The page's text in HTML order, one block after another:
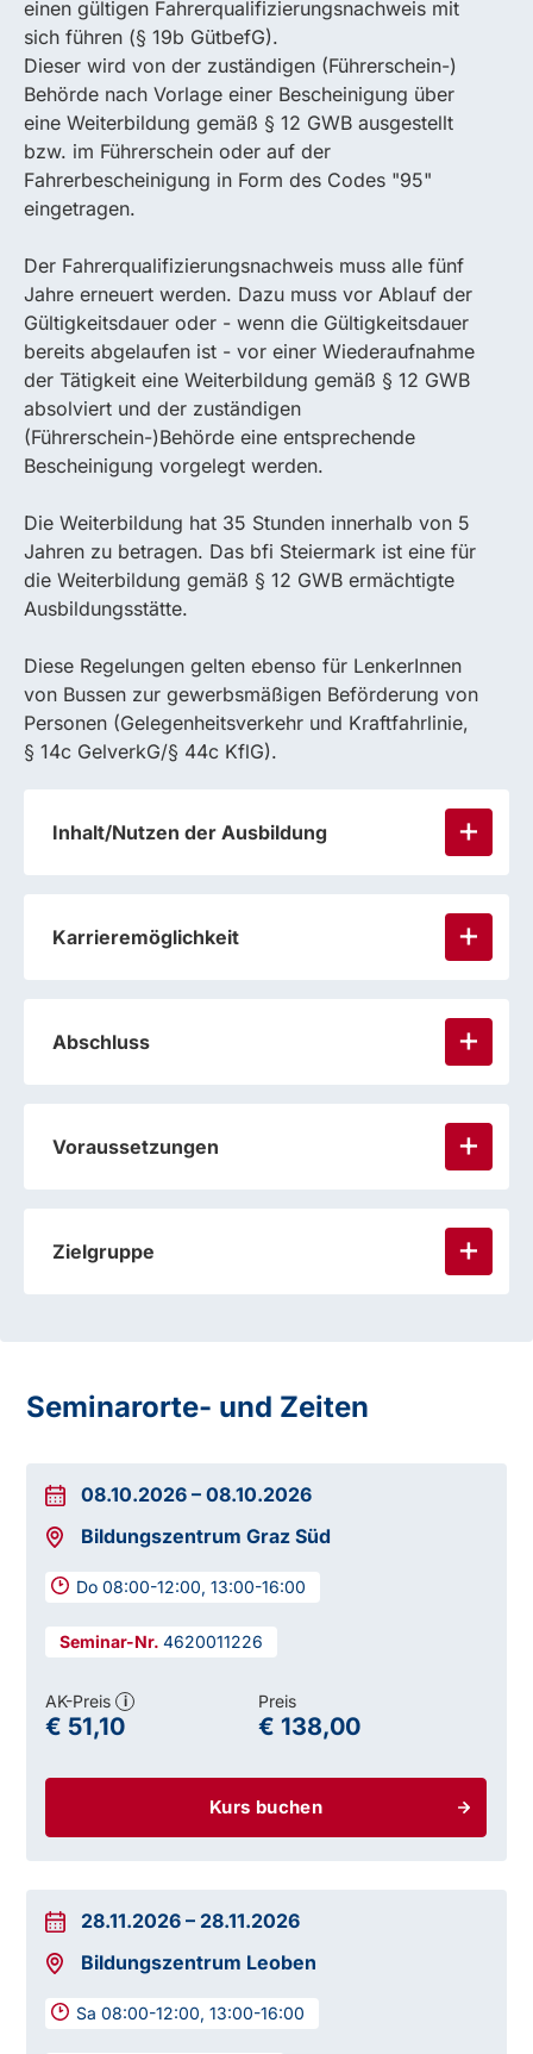
einen gültigen Fahrerqualifizierungsnachweis mit
sich führen (§ 19b GütbefG).
Dieser wird von der zuständigen (Führerschein-)
Behörde nach Vorlage einer Bescheinigung über
eine Weiterbildung gemäß § 12 GWB ausgestellt
bzw. im Führerschein oder auf der
Fahrerbescheinigung in Form des Codes "95"
eingetragen.
Der Fahrerqualifizierungsnachweis muss alle fünf
Jahre erneuert werden. Dazu muss vor Ablauf der
Gültigkeitsdauer oder - wenn die Gültigkeitsdauer
bereits abgelaufen ist - vor einer Wiederaufnahme
der Tätigkeit eine Weiterbildung gemäß § 12 GWB
absolviert und der zuständigen
(Führerschein-)Behörde eine entsprechende
Bescheinigung vorgelegt werden.
Die Weiterbildung hat 35 Stunden innerhalb von 5
Jahren zu betragen. Das bfi Steiermark ist eine für
die Weiterbildung gemäß § 12 GWB ermächtigte
Ausbildungsstätte.
Diese Regelungen gelten ebenso für LenkerInnen
von Bussen zur gewerbsmäßigen Beförderung von
Personen (Gelegenheitsverkehr und Kraftfahrlinie,
§ 14c GelverkG/§ 44c KflG).
Inhalt/Nutzen der Ausbildung
Karrieremöglichkeit
Abschluss
Voraussetzungen
Zielgruppe
Seminarorte- und Zeiten
08.10.2026 –08.10.2026
Bildungszentrum Graz Süd
Do 08:00-12:00, 13:00-16:00
4620011226
Kurs buchen
AK-Preis i
€ 51,10
Preis
€ 138,00
28.11.2026 – 28.11.2026
Bildungszentrum Leoben
Sa 08:00-12:00, 13:00-16:00